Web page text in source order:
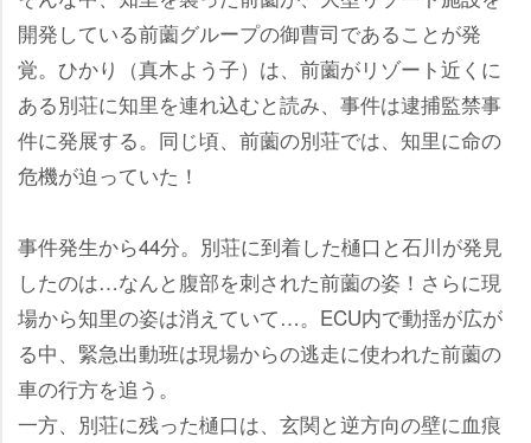
開発している前薗グループの御曹司であることが発
覚。ひかり（真木よう子）は、前薗がリゾート近くに
ある別荘に知里を連れ込むと読み、事件は逮捕監禁事
件に発展する。同じ頃、前薗の別荘では、知里に命の
危機が迫っていた！
事件発生から44分。別荘に到着した樋口と石川が発見
したのは…なんと腹部を刺された前薗の姿！さらに現
場から知里の姿は消えていて…。ECU内で動揺が広が
る中、緊急出動班は現場からの逃走に使われた前薗の
車の行方を追う。
一方、別荘に残った樋口は、玄関と逆方向の壁に血痕